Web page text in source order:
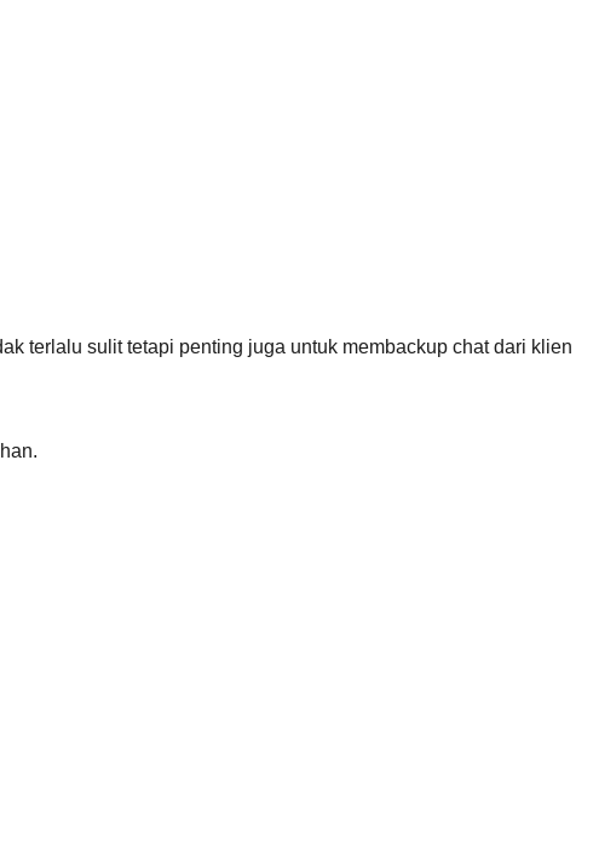
terlalu sulit tetapi penting juga untuk membackup chat dari klien